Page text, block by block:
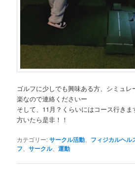
ゴルフに少しでも興味ある方、シミュ
楽なので連絡くださいー
そして、11月？くらいにはコース行き
方いたら是非！！
カテゴリー:サークル活動 フィジカルヘル
フ 、サークル、運動